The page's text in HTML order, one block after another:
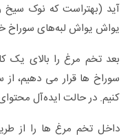
آید (بهتراست که نوک سیخ
یواش یواش لبه‌های سوراخ
بعد تخم مرغ را بالای یک
سوراخ ها قرار می دهیم،
کنیم. در حالت ایده‌آل
داخل تخم ‌مرغ ها را از